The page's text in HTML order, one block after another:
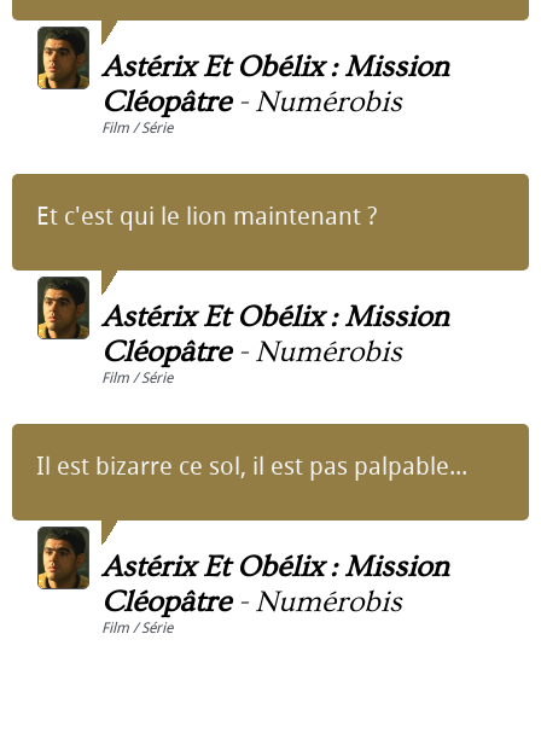
Astérix Et Obélix : Mission
Cléopâtre- Numérobis
Film / Série
Et c'est qui le lion maintenant ?
Astérix Et Obélix : Mission
Cléopâtre- Numérobis
Film / Série
Il est bizarre ce sol, il est pas palpable...
Astérix Et Obélix : Mission
Cléopâtre- Numérobis
Film / Série